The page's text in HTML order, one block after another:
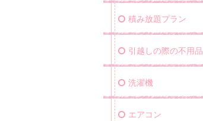
積み放題プラン
引越しの際の不用品
洗濯機
エアコン